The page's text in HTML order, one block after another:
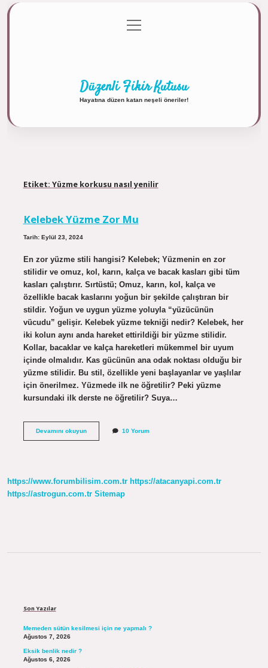
Gizlilik Politikası
menüyü
aç
Düzenli Fikir Kutusu
Hayatına düzen katan neşeli öneriler!
Etiket: Yüzme korkusu nasıl yenilir
Kelebek Yüzme Zor Mu
Tarih: Eylül 23, 2024
En zor yüzme stili hangisi? Kelebek; Yüzmenin en zor
stilidir ve omuz, kol, karın, kalça ve bacak kasları gibi tüm
kasları çalıştırır. Sırtüstü; Omuz, karın, kol, kalça ve
özellikle bacak kaslarını yoğun bir şekilde çalıştıran bir
stildir. Yoğun ve uygun yüzme yoluyla “yüzücünün
vücudu” gelişir. Kelebek yüzme tekniği nedir? Kelebek, her
iki kolun aynı anda hareket ettirildiği bir yüzme stilidir.
Kollar, bacaklar ve kalça hareketleri mükemmel bir uyum
içinde olmalıdır. Kas gücünün ana odak noktası olduğu bir
yüzme stilidir. Bu stil, özellikle yeni başlayanlar ve yaşlılar
için önerilmez. Yüzmede ilk ne öğretilir? Peki yüzme
kursundaki ilk derste ne öğretilir? Suya…
Devamını okuyunKelebek
10 Yorum
https://www.forumbilisim.com.tr https://atacanyapi.com.tr
https://astrogun.com.tr Sitemap
Son Yazılar
Memeden sütün kesilmesi için ne yapmalı ?
Ağustos 7, 2026
Eksik benlik nedir ?
Ağustos 6, 2026